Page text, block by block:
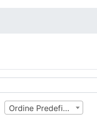
Ordine Predefinito